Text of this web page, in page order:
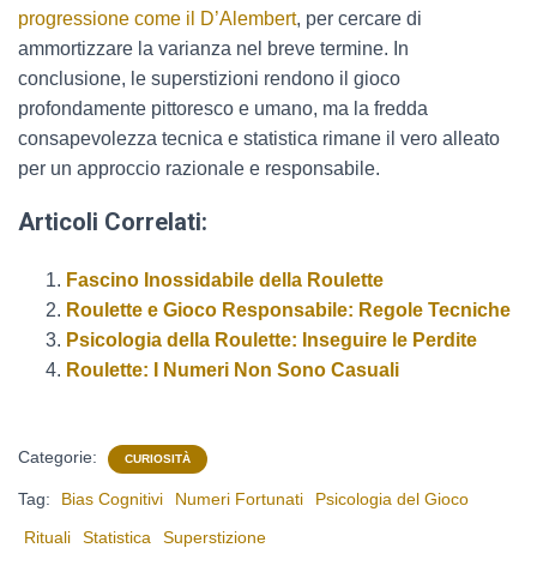
progressione come il D’Alembert, per cercare di
ammortizzare la varianza nel breve termine. In
conclusione, le superstizioni rendono il gioco
profondamente pittoresco e umano, ma la fredda
consapevolezza tecnica e statistica rimane il vero alleato
per un approccio razionale e responsabile.
Articoli Correlati:
Fascino Inossidabile della Roulette
Roulette e Gioco Responsabile: Regole Tecniche
Psicologia della Roulette: Inseguire le Perdite
Roulette: I Numeri Non Sono Casuali
Categorie: CURIOSITÀ
Tag: Bias Cognitivi Numeri Fortunati
Psicologia del Gioco
Rituali
Statistica Superstizione